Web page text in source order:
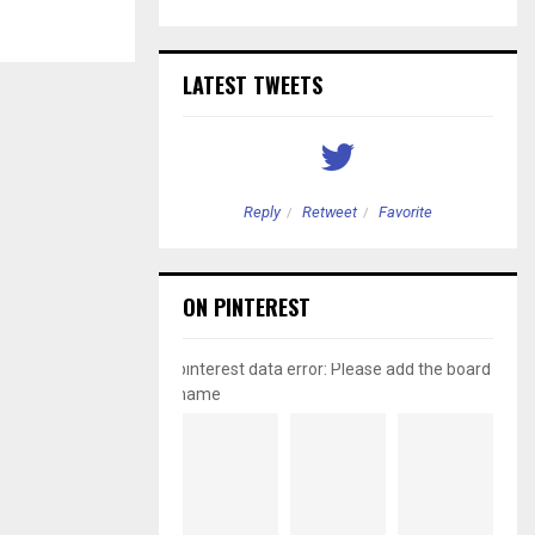
LATEST TWEETS
Reply Retweet Favorite
ON PINTEREST
pinterest data error: Please add the board
name